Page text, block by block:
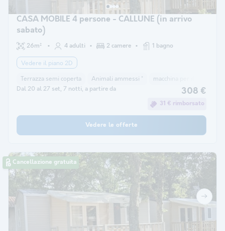
CASA MOBILE 4 persone - CALLUNE (in arrivo
sabato)
26m² 4 adulti 2 camere 1 bagno
Vedere il piano 2D
Terrazza semi coperta Animali ammessi * macchina per il caffè
Dal 20 al 27 set, 7 notti, a partire da 308 €
31 € rimborsato
Vedere le offerte
Cancellazione gratuita